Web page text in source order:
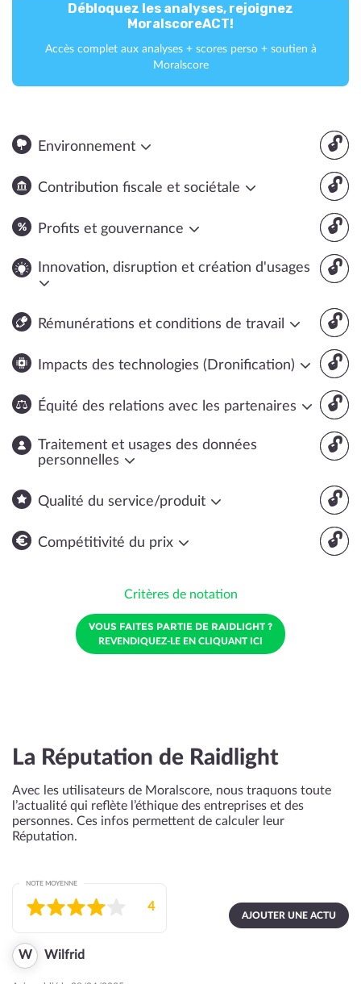
Débloquez les analyses, rejoignez
MoralscoreACT!
Accès complet aux analyses + scores perso + soutien à
Moralscore
🔓
Environnement
🔓
Contribution fiscale et sociétale
🔓
Profits et gouvernance
🔓
Innovation, disruption et création d'usages
🔓
Rémunérations et conditions de travail
🔓
Impacts des technologies (Dronification)
🔓
Équité des relations avec les partenaires
🔓
Traitement et usages des données
personnelles
🔓
Qualité du service/produit
🔓
Compétitivité du prix
Critères de notation
VOUS FAITES PARTIE DE RAIDLIGHT ?
REVENDIQUEZ-LE EN CLIQUANT ICI
La Réputation de Raidlight
Avec les utilisateurs de Moralscore, nous traquons toute
l’actualité qui reflète l’éthique des entreprises et des
personnes. Ces infos permettent de calculer leur
Réputation.
AJOUTER UNE ACTU
NOTE MOYENNE
4
W Wilfrid